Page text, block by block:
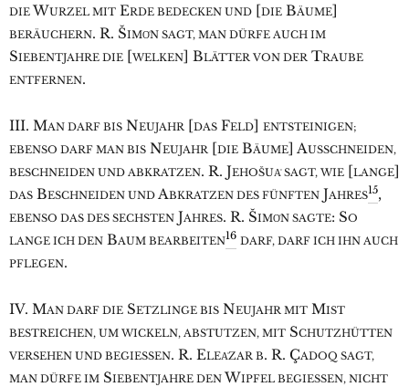
DIE WURZEL MIT ERDE BEDECKEN UND [DIE BÄUME]
BERÄUCHERN. R. ŠIMO͑N SAGT, MAN DÜRFE AUCH IM
SIEBENTJAHRE DIE [WELKEN] BLÄTTER VON DER TRAUBE
ENTFERNEN.
III. MAN DARF BIS NEUJAHR [DAS FELD] ENTSTEINIGEN;
EBENSO DARF MAN BIS NEUJAHR [DIE BÄUME] AUSSCHNEIDEN,
BESCHNEIDEN UND ABKRATZEN. R. JEHOŠUA͑ SAGT, WIE [LANGE]
DAS BESCHNEIDEN UND ABKRATZEN DES FÜNFTEN JAHRES15,
EBENSO DAS DES SECHSTEN JAHRES. R. ŠIMO͑N SAGTE: SO
LANGE ICH DEN BAUM BEARBEITEN16 DARF, DARF ICH IHN AUCH
PFLEGEN.
IV. MAN DARF DIE SETZLINGE BIS NEUJAHR MIT MIST
BESTREICHEN, UM WICKELN, ABSTUTZEN, MIT SCHUTZHÜTTEN
VERSEHEN UND BEGIESSEN. R. ELEA͑ZAR B. R. ÇADOQ SAGT,
MAN DÜRFE IM SIEBENTJAHRE DEN WIPFEL BEGIESSEN, NICHT